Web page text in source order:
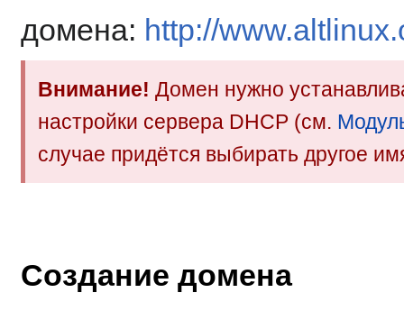
домена: http://
Внимание! Домен нужно
настройки сервера DHCP (см.
случае придётся выбирать другое
Создание домена